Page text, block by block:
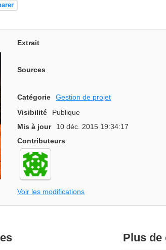
Extrait
Sources
Catégorie Gestion de projet
Visibilité
Publique
Mis à jour
10 déc. 2015 19:34:17
Contributeurs
Voir les modifications
Plus de